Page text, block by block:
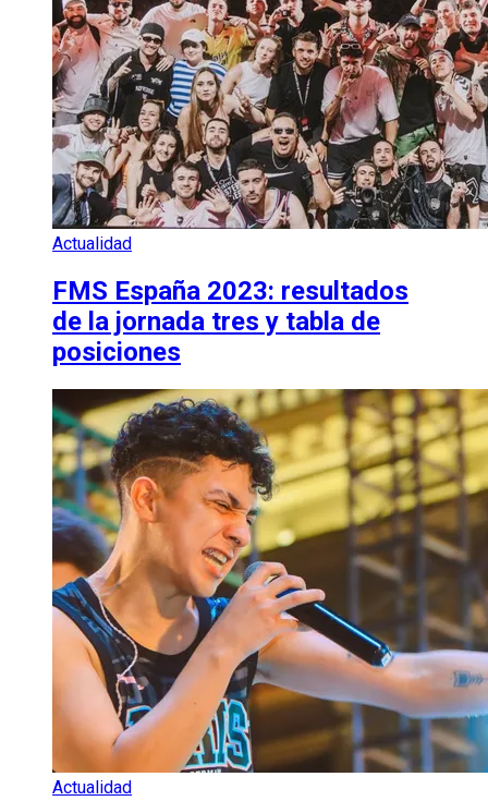
Actualidad
FMS España 2023: resultados
de la jornada tres y tabla de
posiciones
Actualidad